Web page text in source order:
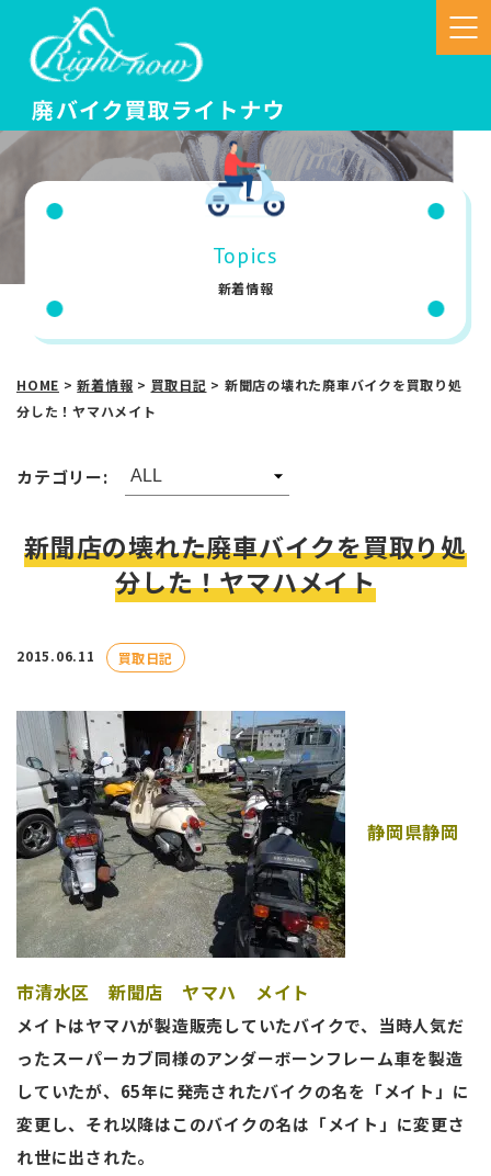
Topics
新着情報
HOME >新着情報 > 買取日記 > 新聞店の壊れた廃車バイクを買取り処
分した！ヤマハメイト
カテゴリー:
新聞店の壊れた廃車バイクを買取り処
分した！ヤマハメイト
2015.06.11 買取日記
静岡県静岡
市清水区 新聞店 ヤマハ メイト
メイトはヤマハが製造販売していたバイクで、当時人気だ
ったスーパーカブ同様のアンダーボーンフレーム車を製造
していたが、65年に発売されたバイクの名を「メイト」に
変更し、それ以降はこのバイクの名は「メイト」に変更さ
れ世に出された。